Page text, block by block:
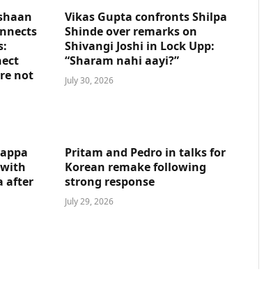
not
Vikas Gupta confronts Shilpa
Shinde over remarks on
Shivangi Joshi in Lock Upp:
“Sharam nahi aayi?”
July 30, 2026
after
Pritam and Pedro in talks for
Korean remake following
strong response
July 29, 2026